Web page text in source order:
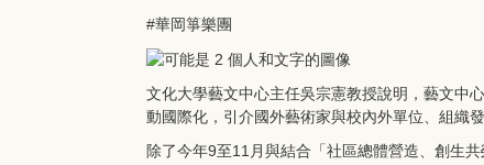
#華岡箏樂團
文化大學藝文中心主任吳宗憲教授說明，藝文中
動國際化，引介國外藝術家與校內外單位、組織
除了今年9至11月與結合「社區總體營造、創生